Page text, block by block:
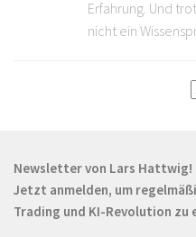
Erfahrung. Und
nicht ein
Newsletter von Lars Hattwig!
Jetzt anmelden, um
Trading und KI-Revolution zu